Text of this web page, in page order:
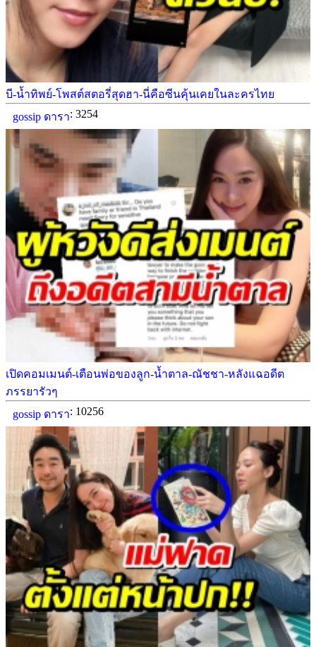
บี-น้ำทิพย์-โพสต์สตอรี่สุดฮา-นี่คือซีนคุ้นเคยในละครไทย
gossip ดารา: 3254
เปิดคอมเมนต์-เตือนพ่อของลูก-น้ำตาล-ณัชชา-หลังแฉอดีต
ภรรยารัวๆ
gossip ดารา: 10256